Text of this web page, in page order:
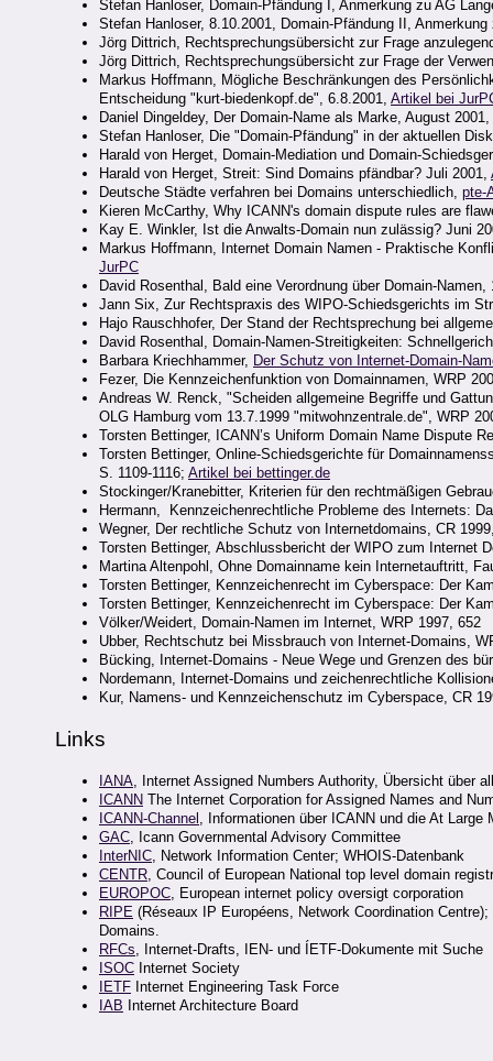
Stefan Hanloser, Domain-Pfändung I, Anmerkung zu AG
Stefan Hanloser, 8.10.2001, Domain-Pfändung II,
Jörg Dittrich, Rechtsprechungsübersicht zur Frage
Jörg Dittrich, Rechtsprechungsübersicht zur Frage der
Markus Hoffmann, Mögliche Beschränkungen des
Entscheidung "kurt-biedenkopf.de", 6.8.2001, Artikel bei
Daniel Dingeldey, Der Domain-Name als Marke, August 2001,
Stefan Hanloser, Die "Domain-Pfändung" in der aktuellen
Harald von Herget, Domain-Mediation und Domain-
Harald von Herget, Streit: Sind Domains pfändbar? Juli 2001,
Deutsche Städte verfahren bei Domains unterschiedlich, pte-
Kieren McCarthy, Why ICANN's domain dispute rules are
Kay E. Winkler, Ist die Anwalts-Domain nun zulässig? Juni
Markus Hoffmann, Internet Domain Namen - Praktische
JurPC
David Rosenthal, Bald eine Verordnung über Domain-
Jann Six, Zur Rechtspraxis des WIPO-Schiedsgerichts im
Hajo Rauschhofer, Der Stand der Rechtsprechung bei
David Rosenthal, Domain-Namen-Streitigkeiten:
Barbara Kriechhammer, Der Schutz von Internet-Domain-
Fezer, Die Kennzeichenfunktion von Domainnamen, WRP
Andreas W. Renck, "Scheiden allgemeine Begriffe und
OLG Hamburg vom 13.7.1999 "mitwohnzentrale.de", WRP
Torsten Bettinger, ICANN’s Uniform Domain Name Dispute
Torsten Bettinger, Online-Schiedsgerichte für
S. 1109-1116; Artikel bei bettinger.de
Stockinger/Kranebitter, Kriterien für den rechtmäßigen
Hermann, Kennzeichenrechtliche Probleme des Internets:
Wegner, Der rechtliche Schutz von Internetdomains, CR
Torsten Bettinger, Abschlussbericht der WIPO zum Internet
Martina Altenpohl, Ohne Domainname kein Internetauftritt,
Torsten Bettinger, Kennzeichenrecht im Cyberspace: Der
Torsten Bettinger, Kennzeichenrecht im Cyberspace: Der
Völker/Weidert, Domain-Namen im Internet, WRP 1997, 652
Ubber, Rechtschutz bei Missbrauch von Internet-Domains,
Bücking, Internet-Domains - Neue Wege und Grenzen des
Nordemann, Internet-Domains und zeichenrechtliche
Kur, Namens- und Kennzeichenschutz im Cyberspace, CR
Links
IANA, Internet Assigned Numbers Authority, Übersicht über
ICANN The Internet Corporation for Assigned Names and
ICANN-Channel , Informationen über ICANN und die At Large
GAC, Icann Governmental Advisory Committee
InterNIC, Network Information Center; WHOIS-Datenbank
CENTR, Council of European National top level domain
EUROPOC, European internet policy oversigt corporation
RIPE (Réseaux IP Européens, Network Coordination
Domains.
RFCs, Internet-Drafts, IEN- und ÍETF-Dokumente mit Suche
ISOC Internet Society
IETF Internet Engineering Task Force
IAB Internet Architecture Board